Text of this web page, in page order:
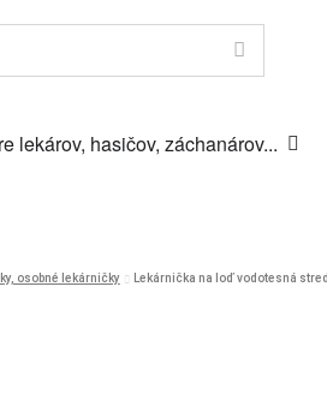
lekárov, hasičov, záchanárov...
osobné lekárničky Lekárnička na loď vodotesná